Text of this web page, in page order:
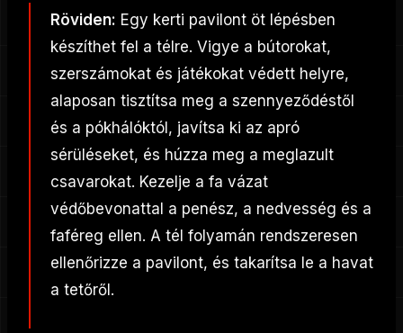
Röviden: Egy kerti pavilont öt lépésben
készíthet fel a télre. Vigye a bútorokat,
szerszámokat és játékokat védett helyre,
alaposan tisztítsa meg a szennyeződéstől
és a pókhálóktól, javítsa ki az apró
sérüléseket, és húzza meg a meglazult
csavarokat. Kezelje a fa vázat
védőbevonattal a penész, a nedvesség és a
faféreg ellen. A tél folyamán rendszeresen
ellenőrizze a pavilont, és takarítsa le a havat
a tetőről.